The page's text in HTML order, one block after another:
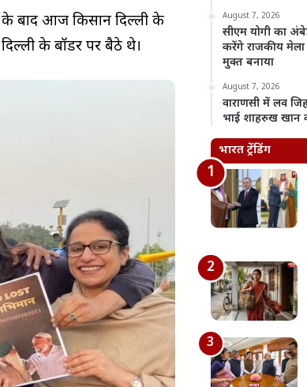
बाद आज किसान दिल्ली के
के बॉर्डर पर बैठे थे।
August 7, 2026
सीएम योगी का
करेंगे राजकीय मेला
मुक्त बनाया
August 7, 2026
वाराणसी में लव
भाई शाहरुख खान
भारत ट्रेंडिंग